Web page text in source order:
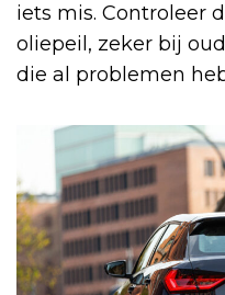
iets mis. Controleer
oliepeil, zeker bij
die al problemen